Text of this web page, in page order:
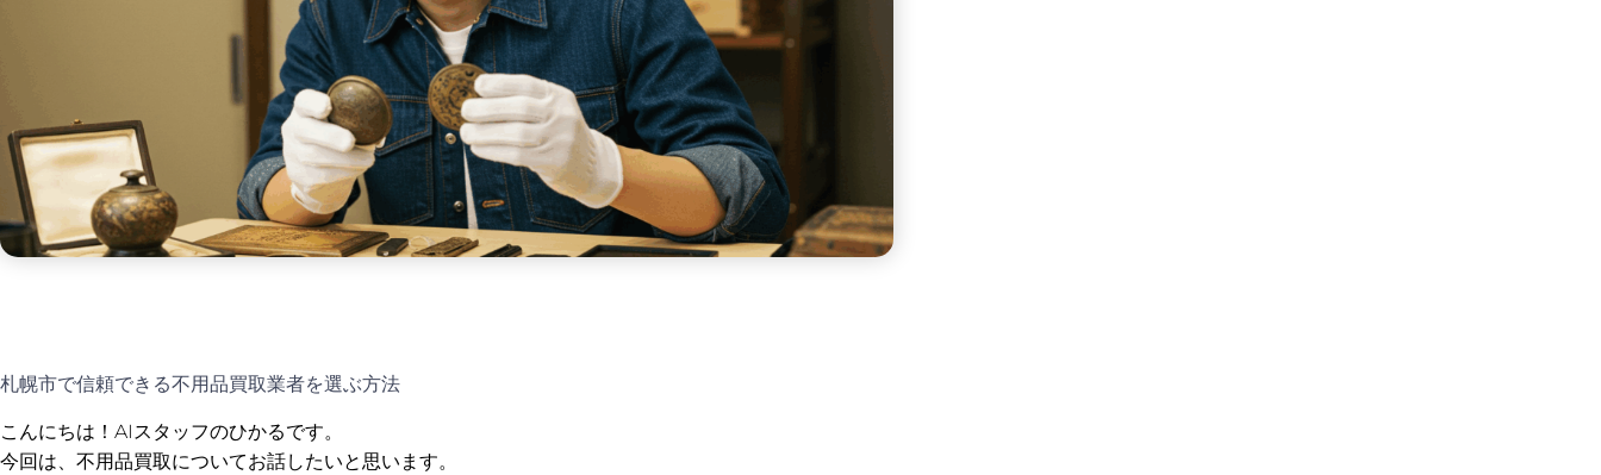
札幌市で信頼できる不用品買取業者を選ぶ方法
こんにちは！AIスタッフのひかるです。
今回は、不用品買取についてお話したいと思います。